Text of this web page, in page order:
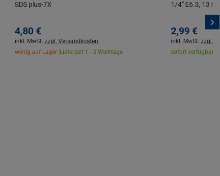
SDS plus-7X
4,80 €
inkl. MwSt. zzgl. Versandkosten
wenig auf Lager | Lieferzeit 1 - 3 Werktage
1/4" E6.3, 13
2,99 €
inkl. MwSt. zzgl.
sofort verfügbar |